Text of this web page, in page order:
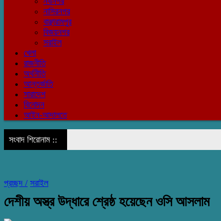
নাসিরনগর
বাঞ্ছারামপুর
বিজয়নগর
সরাইল
খেলা
রাজনীতি
অর্থনীতি
আন্তর্জাতি
সারাদেশ
বিনোদন
আইন-আদালতে
সংবাদ শিরোনাম ::
প্রচ্ছদ / সরাইল
দেশীয় অস্ত্র উদ্ধারে শ্রেষ্ঠ হয়েছেন ওসি আসলাম